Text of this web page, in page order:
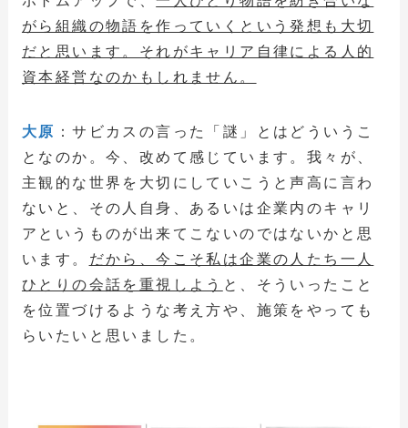
がら組織の物語を作っていくという発想も大切
だと思います。それがキャリア自律による人的
資本経営なのかもしれません。
大原 ：サビカスの言った「謎」とはどういうこ
となのか。今、改めて感じています。我々が、
主観的な世界を大切にしていこうと声高に言わ
ないと、その人自身、あるいは企業内のキャリ
アというものが出来てこないのではないかと思
います。 だから、今こそ私は企業の人たち一人
ひとりの会話を重視しよう と、そういったこと
を位置づけるような考え方や、施策をやっても
らいたいと思いました。